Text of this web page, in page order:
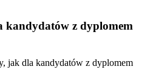
z dyplomem
jak dla kandydatów z dyplomem